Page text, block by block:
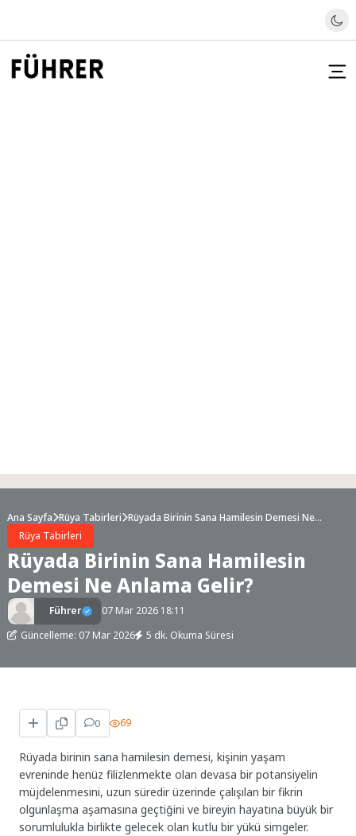
Ana Sayfa Rüya Tabirleri Rüyada Birinin Sana Hamilesin Demesi Ne
Rüya Tabirleri
Rüyada Birinin Sana Hamilesin
Demesi Ne Anlama Gelir?
Führer
07 Mar 2026 18:11
Güncelleme: 07 Mar 2026
5 dk. Okuma Süresi
0 69
Rüyada birinin sana hamilesin demesi, kişinin yaşam
evreninde henüz filizlenmekte olan devasa bir potansiyelin
müjdelenmesini, uzun süredir üzerinde çalışılan bir fikrin
olgunlaşma aşamasına geçtiğini ve bireyin hayatına büyük bir
sorumlulukla birlikte gelecek olan kutlu bir yükü simgeler.